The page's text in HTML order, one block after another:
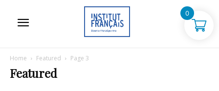
Home Featured Page 3
Featured
0